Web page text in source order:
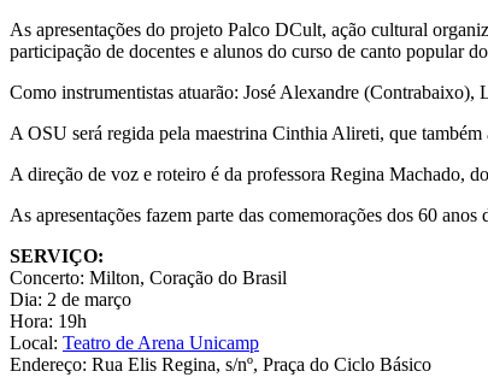
As apresentações do projeto Palco DCult, ação cultural
participação de docentes e alunos do curso de canto popular
Como instrumentistas atuarão: José Alexandre
A OSU será regida pela maestrina Cinthia Alireti, que também
A direção de voz e roteiro é da professora Regina Machado,
As apresentações fazem parte das comemorações dos 60 anos
SERVIÇO:
Concerto: Milton, Coração do Brasil
Dia: 2 de março
Hora: 19h
Local: Teatro de Arena Unicamp
Endereço: Rua Elis Regina, s/nº, Praça do Ciclo Básico